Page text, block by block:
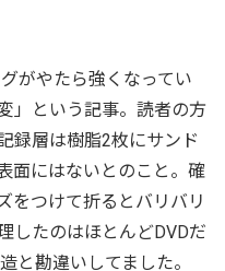
がやたら強くなってい
」という記事。読者の方
録層は樹脂2枚にサンド
面にはないとのこと。確
をつけて折るとバリバリ
したのはほとんどDVDだ
と勘違いしてました。